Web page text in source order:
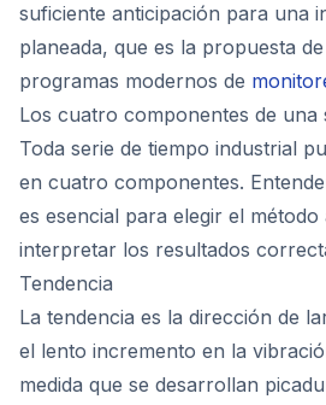
suficiente anticipación para una
planeada, que es la propuesta
programas modernos de
Los cuatro componentes de una
Toda serie de tiempo industrial
en cuatro componentes.
es esencial para elegir el
interpretar los resultados
Tendencia
La tendencia es la dirección de
el lento incremento en la
medida que se desarrollan